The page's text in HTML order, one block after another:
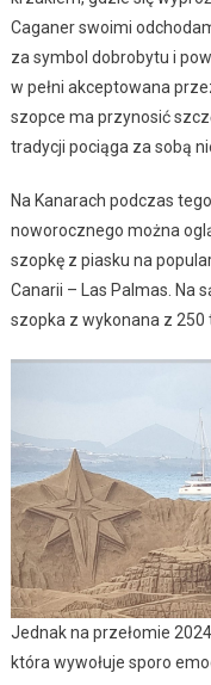
Caganer swoimi
za symbol dobrobytu i
w pełni akceptowana
szopce ma przynosić
tradycji pociąga za sobą
Na Kanarach podczas
noworocznego można
szopkę z piasku na
Canarii – Las Palmas. Na
szopka z wykonana z 250
Jednak na przełomie
która wywołuje sporo